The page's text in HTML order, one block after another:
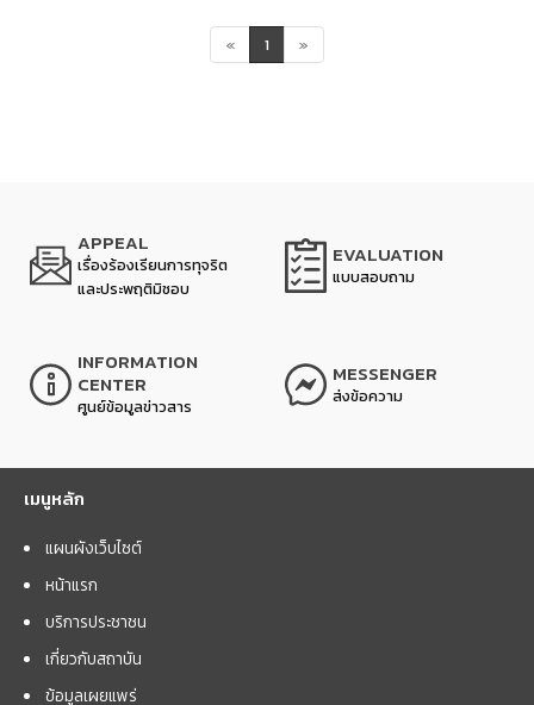
« 1 »
APPEAL
เรื่องร้องเรียนการทุจริต
และประพฤติมิชอบ
EVALUATION
แบบสอบถาม
INFORMATION
CENTER
ศูนย์ข้อมูลข่าวสาร
MESSENGER
ส่งข้อความ
เมนูหลัก
แผนผังเว็บไซต์
หน้าแรก
บริการประชาชน
เกี่ยวกับสถาบัน
ข้อมูลเผยแพร่